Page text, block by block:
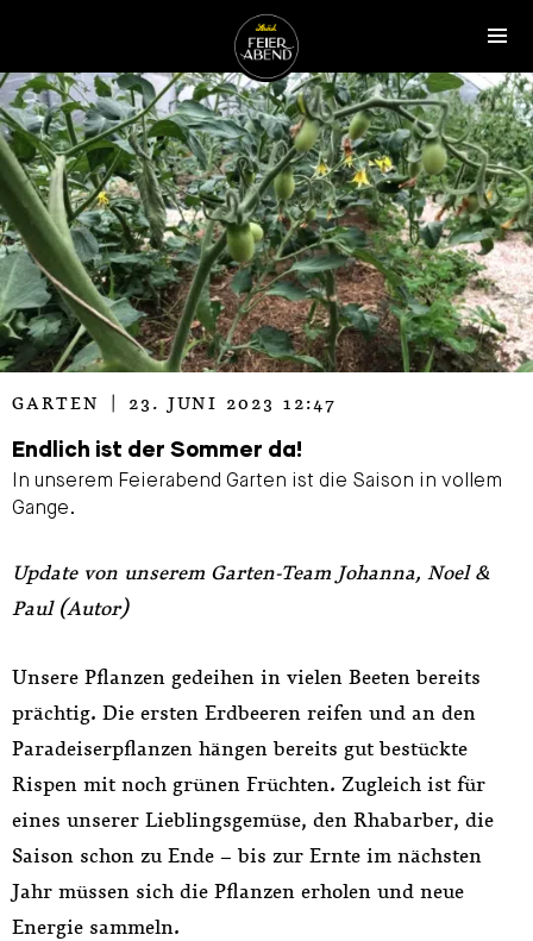
Ströck-Feierabend
CATEGORIZED AS
GARTEN | 23. JUNI 2023 12:47
Endlich ist der Sommer da!
In unserem Feierabend Garten ist die Saison in vollem
Gange.
Update von unserem Garten-Team Johanna, Noel &
Paul (Autor)
Unsere Pflanzen gedeihen in vielen Beeten bereits
prächtig. Die ersten Erdbeeren reifen und an den
Paradeiserpflanzen hängen bereits gut bestückte
Rispen mit noch grünen Früchten. Zugleich ist für
eines unserer Lieblingsgemüse, den Rhabarber, die
Saison schon zu Ende – bis zur Ernte im nächsten
Jahr müssen sich die Pflanzen erholen und neue
Energie sammeln.